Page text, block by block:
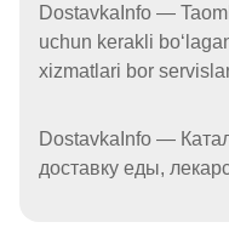
DostavkaInfo —
uchun kerakli
xizmatlari bor
DostavkaInfo —
доставку еды,